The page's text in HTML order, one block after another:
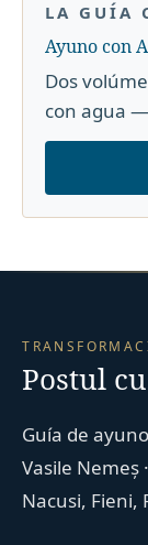
LA GUÍA
Ayuno con
Dos
con agua
Postul
Guía de
Vasile Nemeș
Nacusi, Fieni,